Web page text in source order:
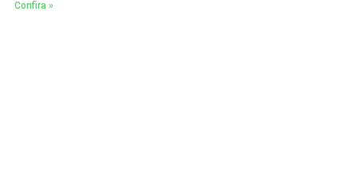
Confira »